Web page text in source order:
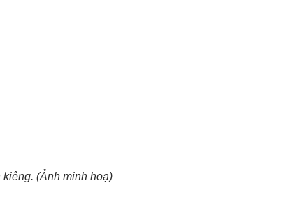
(Ảnh minh hoạ)